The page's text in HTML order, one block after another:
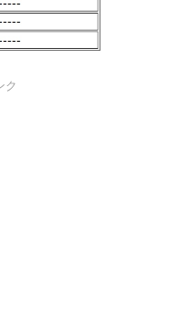
ク